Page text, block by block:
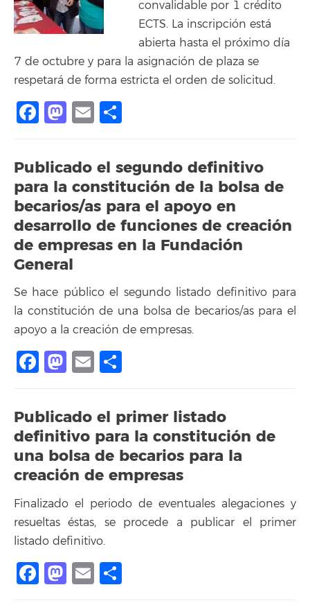
convalidable por 1 crédito
ECTS. La inscripción está
abierta hasta el próximo día
7 de octubre y para la asignación de plaza se
respetará de forma estricta el orden de solicitud.
Facebook
Mastodon
Email
Publicado el segundo definitivo
para la constitución de la bolsa de
becarios/as para el apoyo en
desarrollo de funciones de creación
de empresas en la Fundación
General
Se hace público el segundo listado definitivo para
la constitución de una bolsa de becarios/as para el
apoyo a la creación de empresas.
Facebook
Mastodon
Email
Publicado el primer listado
definitivo para la constitución de
una bolsa de becarios para la
creación de empresas
Finalizado el periodo de eventuales alegaciones y
resueltas éstas, se procede a publicar el primer
listado definitivo.
Facebook
Mastodon
Email